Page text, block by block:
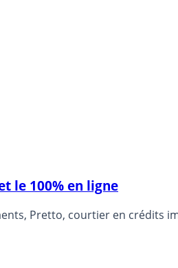
le 100% en ligne
Pretto, courtier en crédits